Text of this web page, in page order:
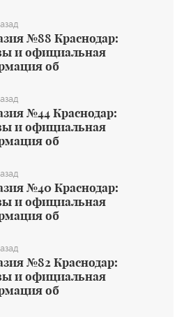
№88 Краснодар:
и официальная
об
№44 Краснодар:
и официальная
об
№40 Краснодар:
и официальная
об
№82 Краснодар:
и официальная
об